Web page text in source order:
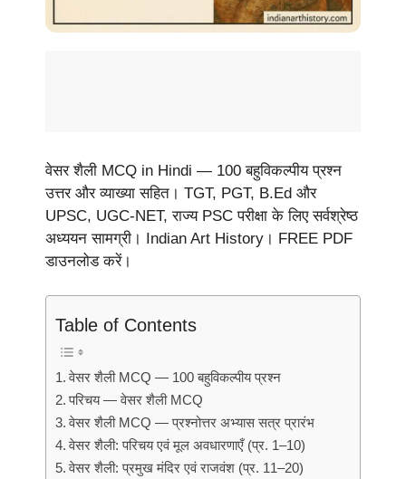
वेसर शैली MCQ in Hindi — 100 बहुविकल्पीय प्रश्न
उत्तर और व्याख्या सहित। TGT, PGT, B.Ed और
UPSC, UGC-NET, राज्य PSC परीक्षा के लिए सर्वश्रेष्ठ
अध्ययन सामग्री। Indian Art History। FREE PDF
डाउनलोड करें।
Table of Contents
वेसर शैली MCQ — 100 बहुविकल्पीय प्रश्न
परिचय — वेसर शैली MCQ
वेसर शैली MCQ — प्रश्नोत्तर अभ्यास सत्र प्रारंभ
वेसर शैली: परिचय एवं मूल अवधारणाएँ (प्र. 1–10)
वेसर शैली: प्रमुख मंदिर एवं राजवंश (प्र. 11–20)